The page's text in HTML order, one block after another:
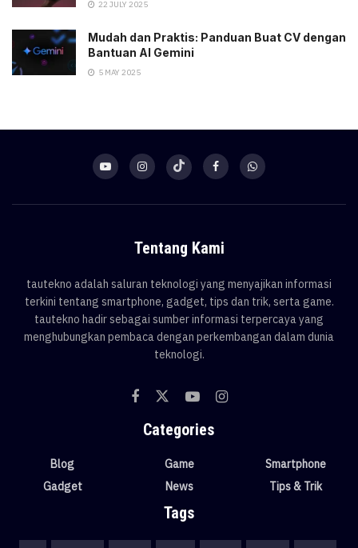
22 JULY 2025
Mudah dan Praktis: Panduan Buat CV dengan
Bantuan AI Gemini
5 MAY 2025
Tentang Kami
tautekno adalah saluran teknologi yang menyajikan informasi
terkini tentang smartphone, gadget, tips dan trik, serta game.
tautekno hadir sebagai sumber informasi terpercaya yang
menghubungkan pembaca dengan perkembangan dalam dunia
teknologi.
Categories
Blog
Gadget
Game
News
Smartphone
Tips & Trik
Tags